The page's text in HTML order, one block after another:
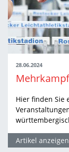
28.06.2024
Hier finden Sie
Artikel anzeigen